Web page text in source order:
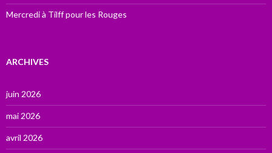
Mercredi à Tilff pour les Rouges
ARCHIVES
juin 2026
mai 2026
avril 2026